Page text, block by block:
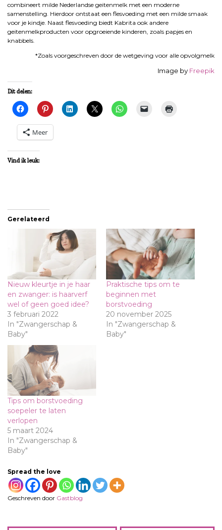
combineert milde Nederlandse geitenmelk met een moderne
samenstelling. Hierdoor ontstaat een flesvoeding met een milde smaak
voor je kindje. Naast flesvoeding biedt Kabrita ook andere
geitenmelkproducten voor opgroeiende kinderen, zoals papjes en
knabbels.
*Zoals voorgeschreven door de wetgeving voor alle opvolgmelk
Image by Freepik
Dit delen:
Meer
Vind ik leuk:
Gerelateerd
Nieuw kleurtje in je haar
en zwanger: is haarverf
wel of geen goed idee?
3 februari 2022
In "Zwangerschap &
Baby"
Praktische tips om te
beginnen met
borstvoeding
20 november 2025
In "Zwangerschap &
Baby"
Tips om borstvoeding
soepeler te laten
verlopen
5 maart 2024
In "Zwangerschap &
Baby"
Spread the love
Geschreven door Gastblog